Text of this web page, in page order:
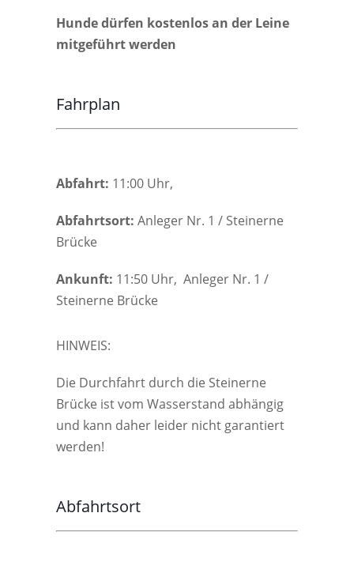
Hunde dürfen kostenlos an der Leine
mitgeführt werden
Fahrplan
Abfahrt: 11:00 Uhr,
Abfahrtsort: Anleger Nr. 1 / Steinerne
Brücke
Ankunft: 11:50 Uhr, Anleger Nr. 1 /
Steinerne Brücke
HINWEIS:
Die Durchfahrt durch die Steinerne
Brücke ist vom Wasserstand abhängig
und kann daher leider nicht garantiert
werden!
Abfahrtsort